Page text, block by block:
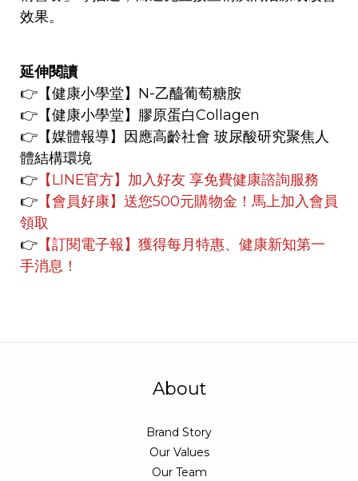
效果。
延伸閱讀
👉【健康小學堂】 N-乙醯葡萄糖胺
👉【健康小學堂】 膠原蛋白Collagen
👉【媒體報導】
因應高齡社會 玻尿酸研究聚焦人
體結構環境
👉 【LINE官方】 加入好友 享免費健康諮詢服務
👉 【會員好康】 送您500元購物金！馬上加入會員
領取
👉 【訂閱電子報】獲得每月特惠、健康新知第一
手消息！
About
Brand Story
Our Values
Our Team